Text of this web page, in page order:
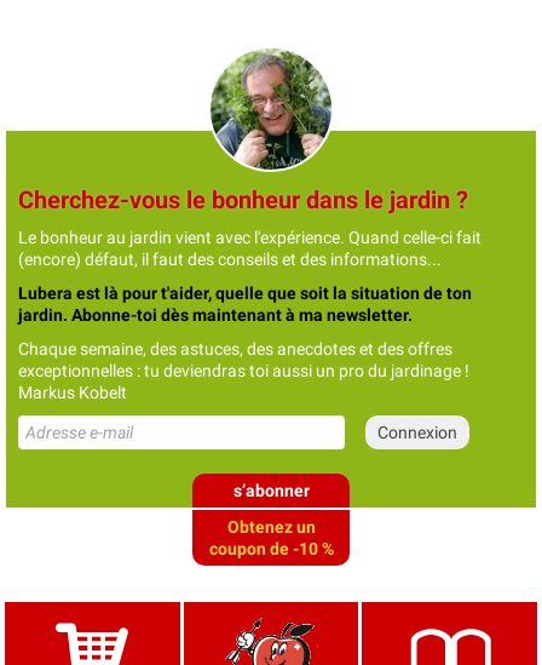
Cherchez-vous le bonheur dans le jardin ?
Le bonheur au jardin vient avec l'expérience. Quand celle-ci fait
(encore) défaut, il faut des conseils et des informations...
Lubera est là pour t'aider, quelle que soit la situation de ton
jardin. Abonne-toi dès maintenant à ma newsletter.
Chaque semaine, des astuces, des anecdotes et des offres
exceptionnelles : tu deviendras toi aussi un pro du jardinage !
Markus Kobelt
s’abonner
Obtenez un
coupon de -10 %